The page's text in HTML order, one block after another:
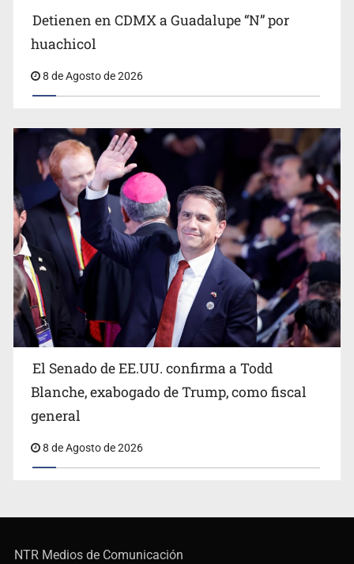
Ciclosporiasis no representa un riesgo epidemiológico
masivo
Detienen en CDMX a Guadalupe “N” por
huachicol
8 de Agosto de 2026
El Senado de EE.UU. confirma a Todd
Blanche, exabogado de Trump, como fiscal
general
8 de Agosto de 2026
NTR Medios de Comunicación